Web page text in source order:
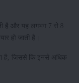
है और यह लगभग 7 से 8
हो जाती है।
है, जिससे कि इनसे अधिक